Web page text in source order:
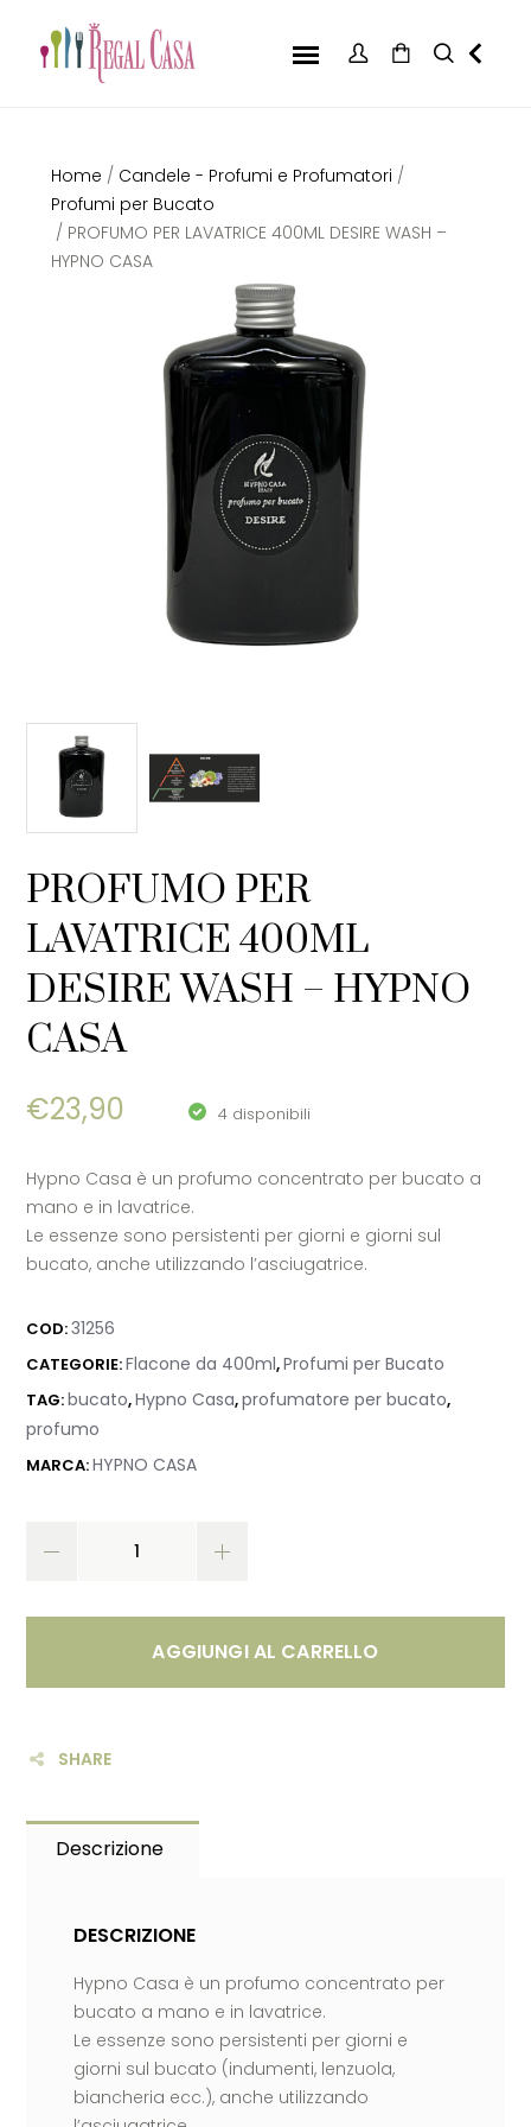
Home / Candele - Profumi e Profumatori /
Profumi per Bucato
/ PROFUMO PER LAVATRICE 400ML DESIRE WASH –
HYPNO CASA
PROFUMO PER
LAVATRICE 400ML
DESIRE WASH – HYPNO
CASA
€23,90 4 disponibili
Hypno Casa è un profumo concentrato per bucato a
mano e in lavatrice.
Le essenze sono persistenti per giorni e giorni sul
bucato, anche utilizzando l’asciugatrice.
COD:31256
CATEGORIE:Flacone da 400ml,Profumi per Bucato
TAG:bucato,Hypno Casa,profumatore per bucato,
profumo
MARCA:HYPNO CASA
AGGIUNGI AL CARRELLO
SHARE
Descrizione
DESCRIZIONE
Hypno Casa è un profumo concentrato per
bucato a mano e in lavatrice.
Le essenze sono persistenti per giorni e
giorni sul bucato (indumenti, lenzuola,
biancheria ecc.), anche utilizzando